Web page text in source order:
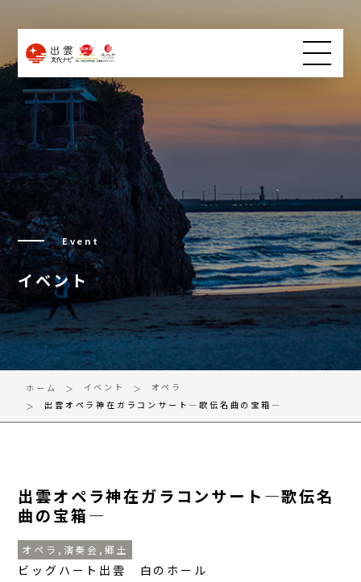
Event
イベント
ホーム イベント
オペラ
出雲オペラ神在ガラコンサート―歌伝名曲の宝箱―
出雲オペラ神在ガラコンサート―歌伝名
曲の宝箱―
オペラ,演奏会,郷土
ビッグハート出雲 白のホール